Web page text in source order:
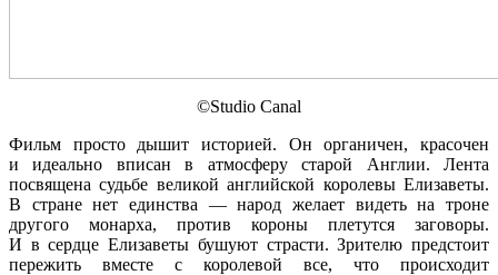
©Studio Canal
Фильм просто дышит историей. Он органичен, красочен
и идеально вписан в атмосферу старой Англии. Лента
посвящена судьбе великой английской королевы Елизаветы.
В стране нет единства — народ желает видеть на троне
другого монарха, против короны плетутся заговоры.
И в сердце Елизаветы бушуют страсти. Зрителю предстоит
пережить вместе с королевой все, что происходит